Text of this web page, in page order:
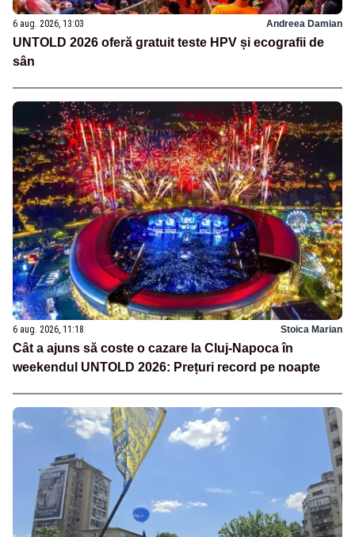
6 aug. 2026, 13:03 Andreea Damian
UNTOLD 2026 oferă gratuit teste HPV și ecografii de
sân
6 aug. 2026, 11:18 Stoica Marian
Cât a ajuns să coste o cazare la Cluj-Napoca în
weekendul UNTOLD 2026: Prețuri record pe noapte